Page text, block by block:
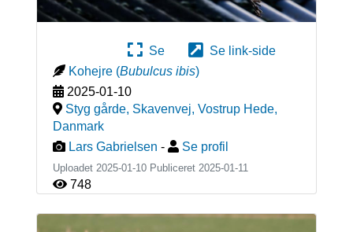
Se
Se link-side
Kohejre (Bubulcus ibis)
2025-01-10
Styg gårde, Skavenvej, Vostrup Hede,
Danmark
Lars Gabrielsen - Se profil
Uploadet 2025-01-10 Publiceret 2025-01-11
748